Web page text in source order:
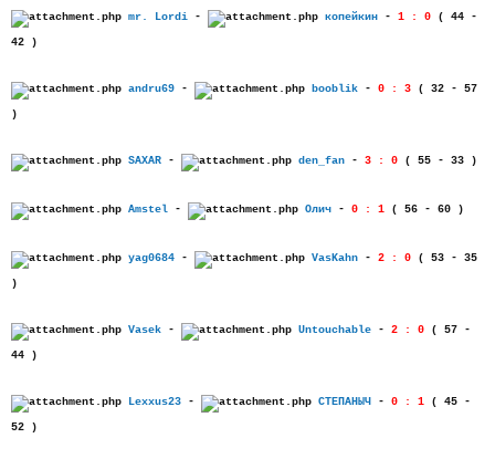
mr. Lordi - копейкин - 1 : 0 ( 44 -
42 )
andru69 - booblik - 0 : 3 ( 32 - 57
)
SAXAR - den_fan - 3 : 0 ( 55 - 33 )
Amstel - Олич - 0 : 1 ( 56 - 60 )
yag0684 - VasKahn - 2 : 0 ( 53 - 35
)
Vasek - Untouchable - 2 : 0 ( 57 -
44 )
Lexxus23 - СТЕПАНЫЧ - 0 : 1 ( 45 -
52 )